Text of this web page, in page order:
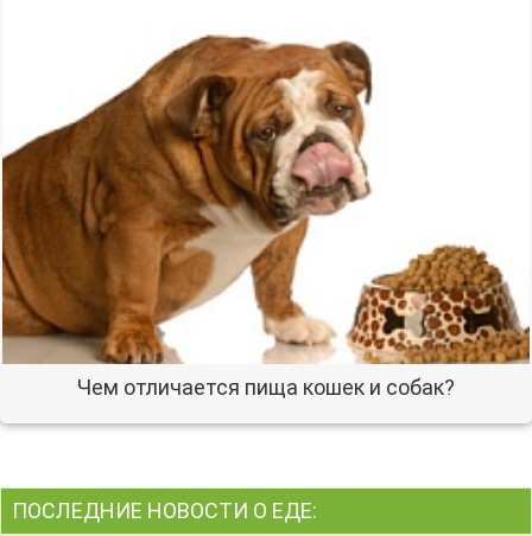
Чем отличается пища кошек и собак?
ПОСЛЕДНИЕ НОВОСТИ О ЕДЕ: